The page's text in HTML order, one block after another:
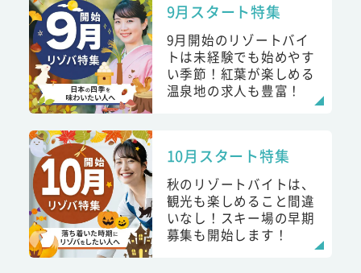
9月スタート特集
9月開始のリゾートバイ
トは未経験でも始めやす
い季節！紅葉が楽しめる
温泉地の求人も豊富！
10月スタート特集
秋のリゾートバイトは、
観光も楽しめること間違
いなし！スキー場の早期
募集も開始します！